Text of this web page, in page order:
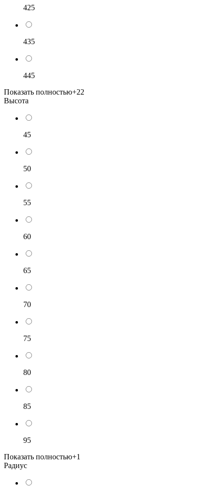
425
435
445
Показать полностью+22
Высота
45
50
55
60
65
70
75
80
85
95
Показать полностью+1
Радиус